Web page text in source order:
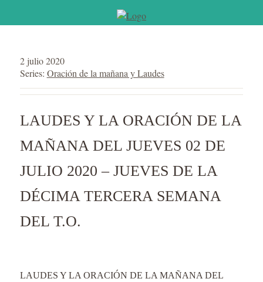
2 julio 2020
Series: Oración de la mañana y Laudes
LAUDES Y LA ORACIÓN DE LA
MAÑANA DEL JUEVES 02 DE
JULIO 2020 – JUEVES DE LA
DÉCIMA TERCERA SEMANA
DEL T.O.
LAUDES Y LA ORACIÓN DE LA MAÑANA DEL